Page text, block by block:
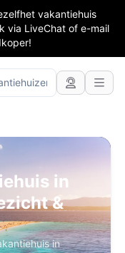
vakantiehuis
via LiveChat of e-mail
in
&
in